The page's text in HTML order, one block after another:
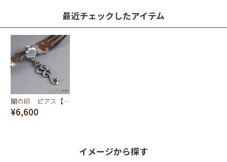
最近チェックしたアイテム
闇の印 ピアス【ハリーポッターコラボ】
¥6,600
イメージから探す